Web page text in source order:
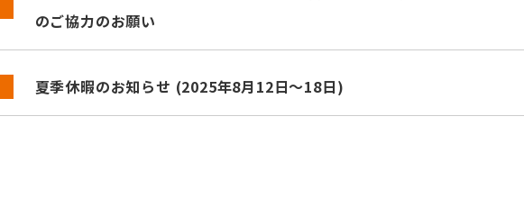
のご協力のお願い
夏季休暇のお知らせ (2025年8月12日～18日)